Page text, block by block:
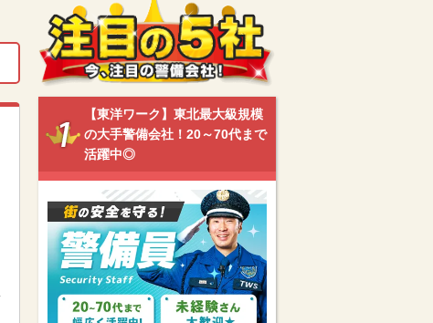
【東洋ワーク】東北最大級規模
の大手警備会社！20～70代まで
活躍中◎